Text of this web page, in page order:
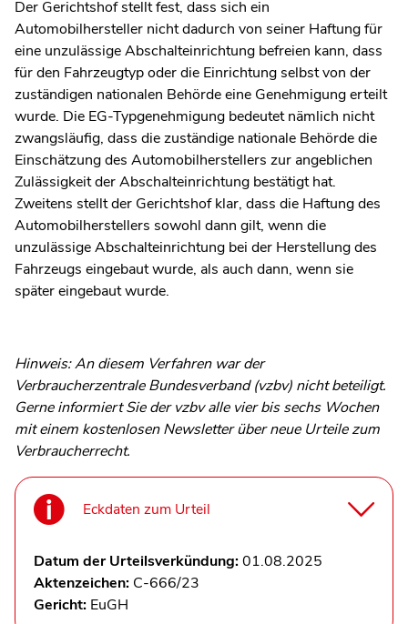
Der Gerichtshof stellt fest, dass sich ein
Automobilhersteller nicht dadurch von seiner Haftung für
eine unzulässige Abschalteinrichtung befreien kann, dass
für den Fahrzeugtyp oder die Einrichtung selbst von der
zuständigen nationalen Behörde eine Genehmigung erteilt
wurde. Die EG-Typgenehmigung bedeutet nämlich nicht
zwangsläufig, dass die zuständige nationale Behörde die
Einschätzung des Automobilherstellers zur angeblichen
Zulässigkeit der Abschalteinrichtung bestätigt hat.
Zweitens stellt der Gerichtshof klar, dass die Haftung des
Automobilherstellers sowohl dann gilt, wenn die
unzulässige Abschalteinrichtung bei der Herstellung des
Fahrzeugs eingebaut wurde, als auch dann, wenn sie
später eingebaut wurde.
Hinweis: An diesem Verfahren war der
Verbraucherzentrale Bundesverband (vzbv) nicht beteiligt.
Gerne informiert Sie der vzbv alle vier bis sechs Wochen
mit einem kostenlosen Newsletter über neue Urteile zum
Verbraucherrecht.
Eckdaten zum Urteil
Datum der Urteilsverkündung:01.08.2025
Aktenzeichen: C-666/23
Gericht: EuGH